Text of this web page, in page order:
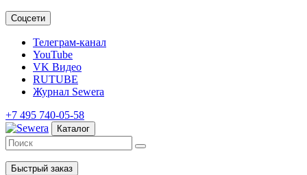
Соцсети
Телеграм-канал
YouTube
VK Видео
RUTUBE
Журнал Sewera
+7 495 740-05-58
Каталог
Быстрый заказ